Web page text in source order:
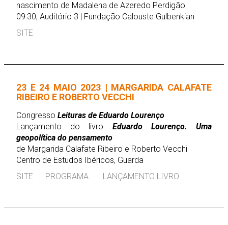
nascimento de Madalena de Azeredo Perdigão
09:30, Auditório 3 | Fundação Calouste Gulbenkian
SITE
23 E 24 MAIO 2023 | MARGARIDA CALAFATE
RIBEIRO E ROBERTO VECCHI
Congresso Leituras de Eduardo Lourenço
Lançamento do livro Eduardo Lourenço. Uma
geopolítica do pensamento
de Margarida Calafate Ribeiro e Roberto Vecchi
Centro de Estudos Ibéricos, Guarda
SITE
PROGRAMA LANÇAMENTO LIVRO